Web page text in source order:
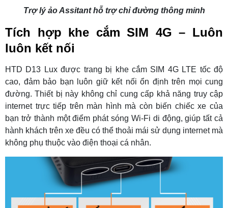
Trợ lý ảo Assitant hỗ trợ chỉ đường thông minh
Tích hợp khe cắm SIM 4G – Luôn
luôn kết nối
HTD D13 Lux được trang bị khe cắm SIM 4G LTE tốc độ
cao, đảm bảo bạn luôn giữ kết nối ổn định trên mọi cung
đường. Thiết bị này không chỉ cung cấp khả năng truy cập
internet trực tiếp trên màn hình mà còn biến chiếc xe của
bạn trở thành một điểm phát sóng Wi-Fi di động, giúp tất cả
hành khách trên xe đều có thể thoải mái sử dụng internet mà
không phụ thuộc vào điện thoại cá nhân.